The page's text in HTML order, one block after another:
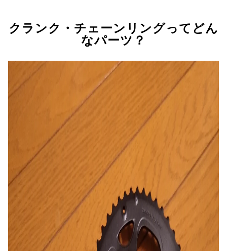
クランク・チェーンリングってどん
なパーツ？